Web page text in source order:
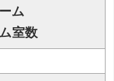
ム
室数